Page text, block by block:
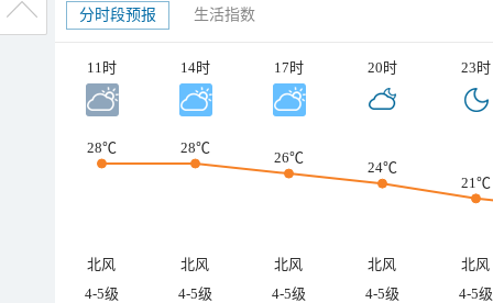
分时段预报 生活指数
11时 14时 17时 20时 23时
28℃ 28℃
26℃
24℃
21℃
北风 北风 北风 北风
北风
4-5级
4-5级 4-5级 4-5级 4-5级